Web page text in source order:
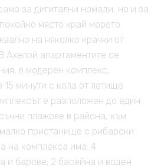
за дигитални номади, но и за
място край морето.
на няколко крачки от
Ахелой апартаментите се
в модерен комплекс,
минути с кола от летище
е разположен до един
плажове в района, към
пристанище с рибарски
на комплекса има: 4
и барове; 2 басейна и воден